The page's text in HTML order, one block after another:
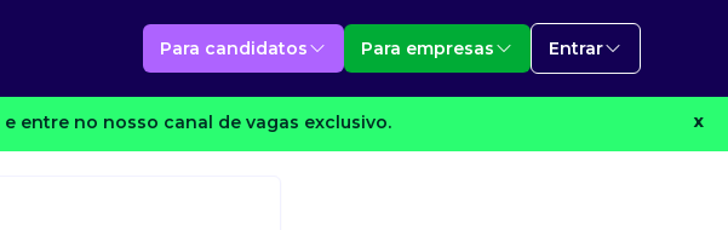
Para candidatos Para empresas Entrar
e entre no nosso canal de vagas exclusivo. X